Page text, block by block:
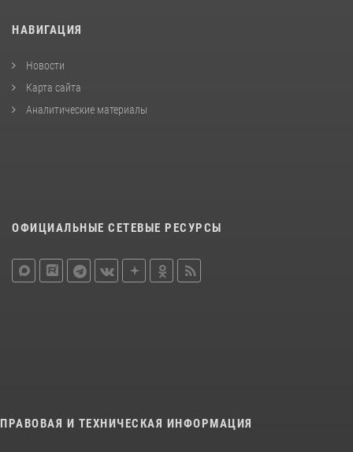
НАВИГАЦИЯ
Новости
Карта сайта
Аналитические материалы
ОФИЦИАЛЬНЫЕ СЕТЕВЫЕ РЕСУРСЫ
ПРАВОВАЯ И ТЕХНИЧЕСКАЯ ИНФОРМАЦИЯ